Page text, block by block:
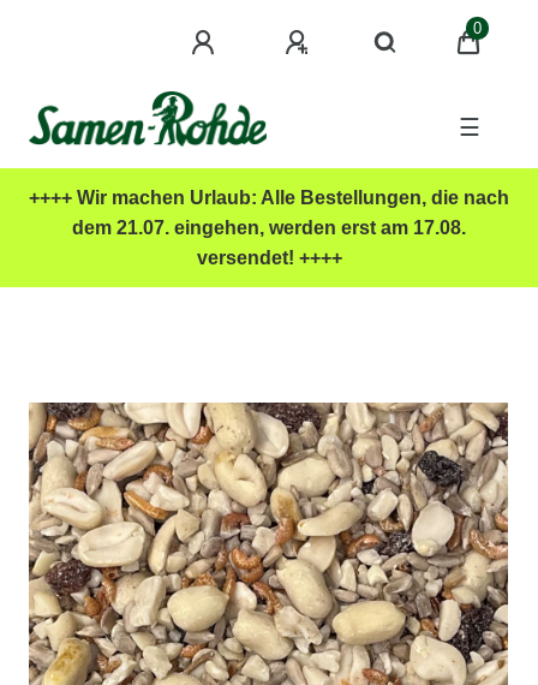
0
☰
++++ Wir machen Urlaub: Alle Bestellungen, die nach
dem 21.07. eingehen, werden erst am 17.08.
versendet! ++++